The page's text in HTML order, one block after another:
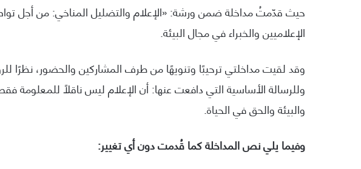
حيث قدّمتُ مداخلة ضمن ورشة: «الإعلام والتضليل المناخي: من أجل
الإعلاميين والخبراء في مجال البيئة.
وقد لقيت مداخلتي ترحيبًا وتنويهًا من طرف المشاركين والحضور، نظرًا
وللرسالة الأساسية التي دافعت عنها: أن الإعلام ليس ناقلًا للمعلومة
والبيئة والحق في الحياة.
وفيما يلي نص المداخلة كما قُدمت دون أي تغيير: